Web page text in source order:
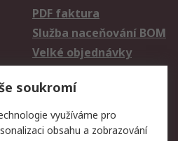
PDF faktura
Služba naceňování BOM
Velké objednávky
Obchodní podmínky
soukromí
využíváme pro
obsahu a zobrazování